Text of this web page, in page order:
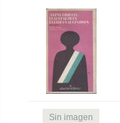
Sin imagen